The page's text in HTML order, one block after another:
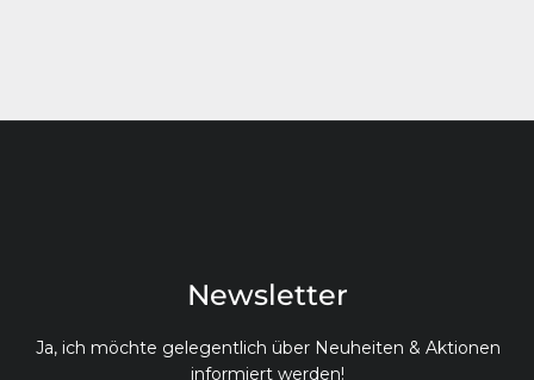
Newsletter
Ja, ich möchte gelegentlich über Neuheiten & Aktionen
informiert werden!